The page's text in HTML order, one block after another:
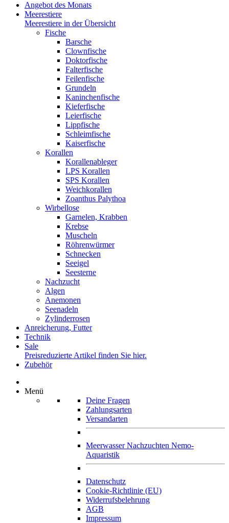
Angebot des Monats
Meerestiere
Meerestiere in der Übersicht
Fische
Barsche
Clownfische
Doktorfische
Falterfische
Feilenfische
Grundeln
Kaninchenfische
Kieferfische
Leierfische
Lippfische
Schleimfische
Kaiserfische
Korallen
Korallenableger
LPS Korallen
SPS Korallen
Weichkorallen
Zoanthus Palythoa
Wirbellose
Garnelen, Krabben
Krebse
Muscheln
Röhrenwürmer
Schnecken
Seeigel
Seesterne
Nachzucht
Algen
Anemonen
Seenadeln
Zylinderrosen
Anreicherung, Futter
Technik
Sale
Preisreduzierte Artikel finden Sie hier.
Zubehör
Menü
Deine Fragen
Zahlungsarten
Versandarten
Meerwasser Nachzuchten Nemo-
Aquaristik
Datenschutz
Cookie-Richtlinie (EU)
Widerrufsbelehrung
AGB
Impressum